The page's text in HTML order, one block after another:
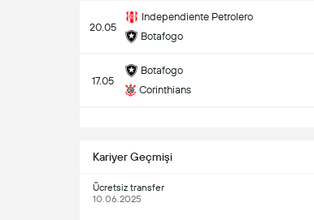
20.05
Independiente Petrolero
Botafogo
17.05
Botafogo
Corinthians
Kariyer Geçmişi
Ücretsiz transfer
10.06.2025